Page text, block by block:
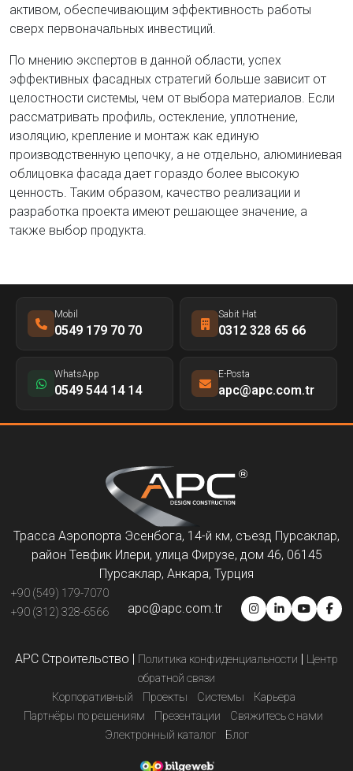
активом, обеспечивающим эффективность работы
сверх первоначальных инвестиций.
По мнению экспертов в данной области, успех
эффективных фасадных стратегий больше зависит от
целостности системы, чем от выбора материалов. Если
рассматривать профиль, остекление, уплотнение,
изоляцию, крепление и монтаж как единую
производственную цепочку, а не отдельно, алюминиевая
облицовка фасада дает гораздо более высокую
ценность. Таким образом, качество реализации и
разработка проекта имеют решающее значение, а
также выбор продукта.
Mobil
0549 179 70 70
Sabit Hat
0312 328 65 66
WhatsApp
0549 544 14 14
E-Posta
apc@apc.com.tr
Трасса Аэропорта Эсенбога, 14-й км, съезд Пурсаклар,
район Тевфик Илери, улица Фирузе, дом 46, 06145
Пурсаклар, Анкара, Турция
+90 (549) 179-7070
+90 (312) 328-6566
apc@apc.com.tr
APC Строительство Политика конфиденциальности
Центр
обратной связи
Корпоративный
Проекты Системы
Карьера
Партнёры по решениям
Презентации
Свяжитесь с нами
Электронный каталог
Блог